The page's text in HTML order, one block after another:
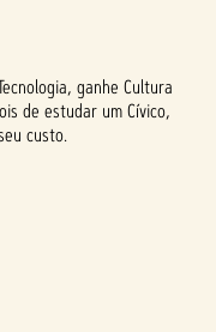
ganhe Cultura
de estudar um Cívico,
custo.